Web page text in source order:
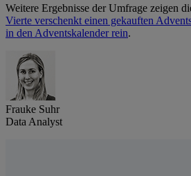
Weitere Ergebnisse der Umfrage zeigen
Vierte verschenkt einen gekauften
in den Adventskalender rein.
Frauke Suhr
Data Analyst